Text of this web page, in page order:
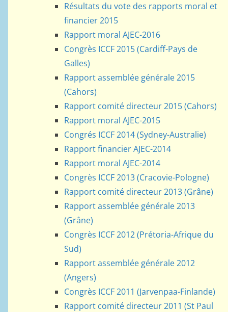
Résultats du vote des rapports moral et
financier 2015
Rapport moral AJEC-2016
Congrès ICCF 2015 (Cardiff-Pays de
Galles)
Rapport assemblée générale 2015
(Cahors)
Rapport comité directeur 2015 (Cahors)
Rapport moral AJEC-2015
Congrés ICCF 2014 (Sydney-Australie)
Rapport financier AJEC-2014
Rapport moral AJEC-2014
Congrès ICCF 2013 (Cracovie-Pologne)
Rapport comité directeur 2013 (Grâne)
Rapport assemblée générale 2013
(Grâne)
Congrès ICCF 2012 (Prétoria-Afrique du
Sud)
Rapport assemblée générale 2012
(Angers)
Congrès ICCF 2011 (Jarvenpaa-Finlande)
Rapport comité directeur 2011 (St Paul